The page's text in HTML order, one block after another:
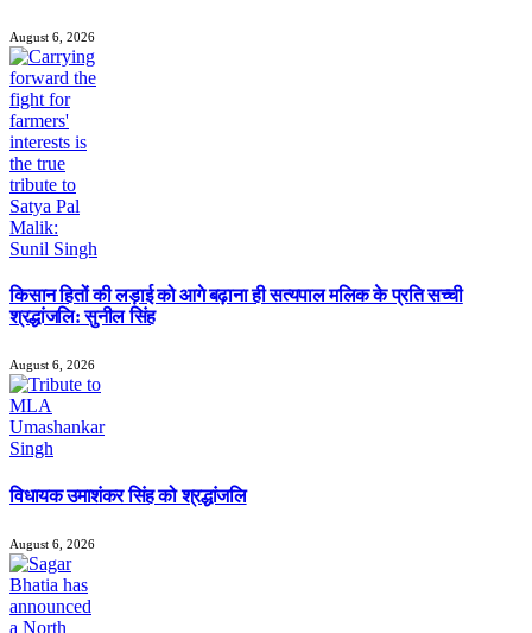
August 6, 2026
किसान हितों की लड़ाई को आगे बढ़ाना ही सत्यपाल मलिक के प्रति सच्ची
श्रद्धांजलि: सुनील सिंह
August 6, 2026
विधायक उमाशंकर सिंह को श्रद्धांजलि
August 6, 2026